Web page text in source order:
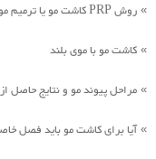
» روش PRP کاشت مو یا ترمیم مو؟
» کاشت مو با موی بلند
» مراحل پیوند مو و نتایج حاصل
»آیا برای کاشت مو باید فصل